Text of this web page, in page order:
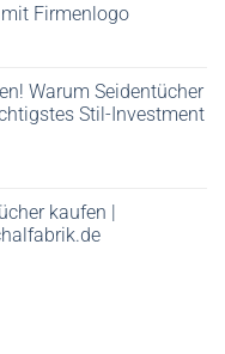
Firmenlogo
Warum Seidentücher
Stil-Investment
kaufen |